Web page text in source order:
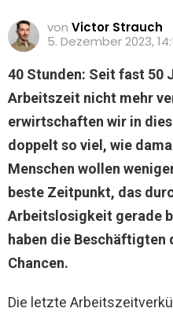
von Victor Strauch
5. Dezember 2023,
40 Stunden: Seit fast 50
Arbeitszeit nicht mehr
erwirtschaften wir in
doppelt so viel, wie
Menschen wollen
beste Zeitpunkt, das
Arbeitslosigkeit gerade
haben die
Chancen.
Die letzte